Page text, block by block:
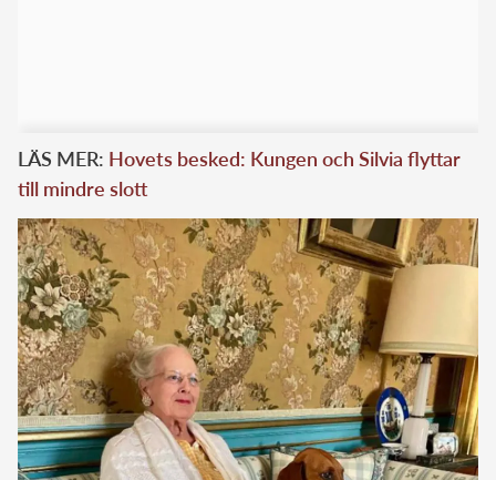
LÄS MER: Hovets besked: Kungen och Silvia flyttar
till mindre slott